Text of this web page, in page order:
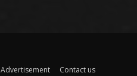
Advertisement Contact us